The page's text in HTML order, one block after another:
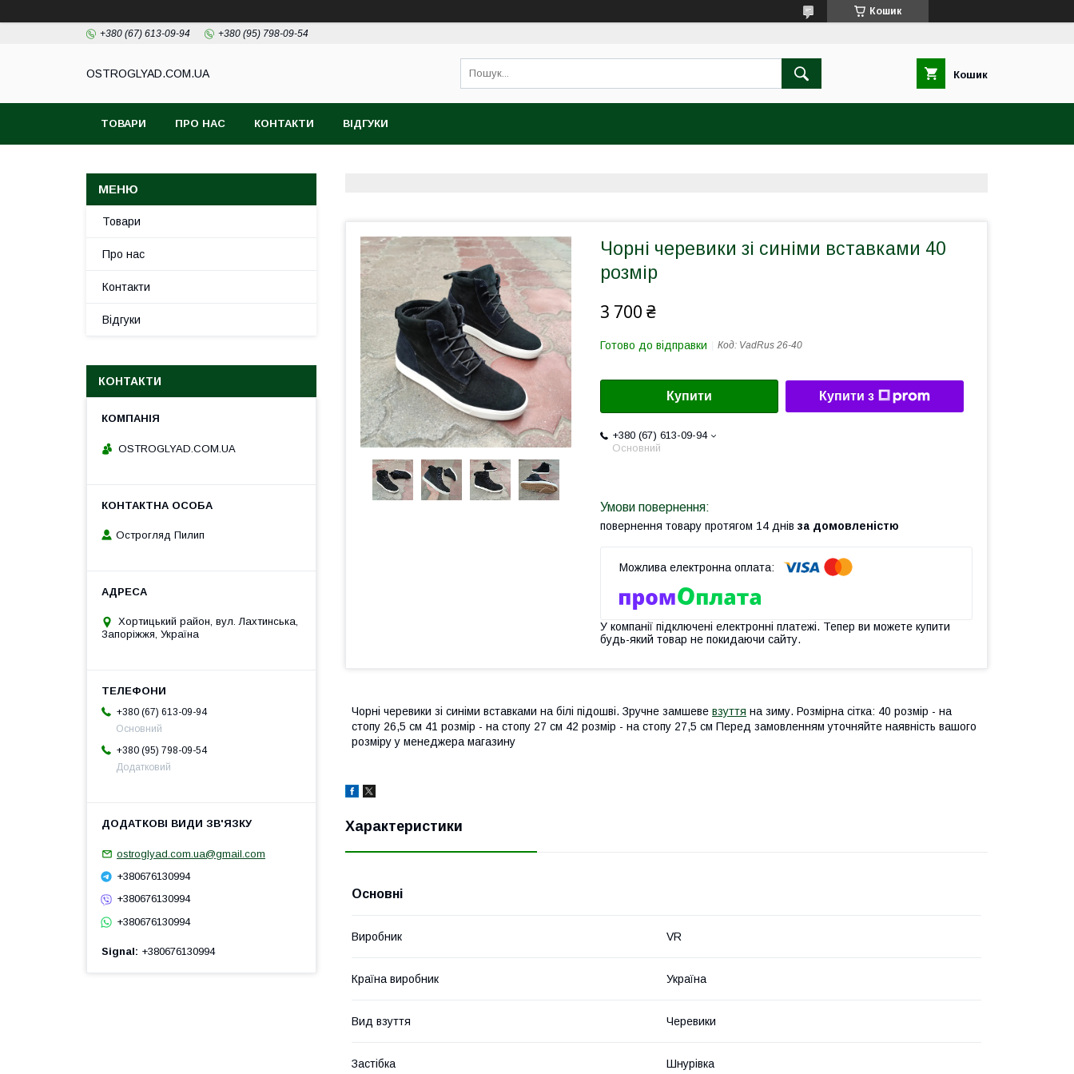
Кошик
+380 (67) 613-09-94 +380 (95) 798-09-54
ОSTROGLYAD.СOM.UA Кошик
ТОВАРИ ПРО НАС КОНТАКТИ ВІДГУКИ
Чорні черевики зі синіми вставками 40
розмір
3 700 ₴
Готово до відправки Код: VadRus 26-40
Купити Купити з
+380 (67) 613-09-94
Основний
повернення товару протягом 14 днів за домовленістю
У компанії підключені електронні платежі. Тепер ви можете купити
будь-який товар не покидаючи сайту.
Чорні черевики зі синіми вставками на білі підошві. Зручне замшеве взуття на зиму. Розмірна сітка: 40 розмір - на
стопу 26,5 см 41 розмір - на стопу 27 см 42 розмір - на стопу 27,5 см Перед замовленням уточняйте наявність вашого
розміру у менеджера магазину
Характеристики
Основні
Виробник VR
Країна виробник Україна
Вид взуття Черевики
Застібка Шнурівка
Товари
Про нас
Контакти
Відгуки
КОНТАКТИ
ОSTROGLYAD.СOM.UA
Острогляд Пилип
Хортицький район, вул. Лахтинська,
Запоріжжя, Україна
+380 (67) 613-09-94
Основний
+380 (95) 798-09-54
Додатковий
ostroglyad.com.ua@gmail.com
+380676130994
+380676130994
+380676130994
Signal +380676130994